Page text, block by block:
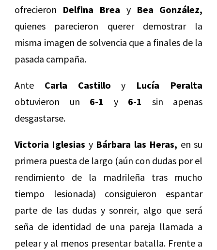
ofrecieron Delfina Brea y Bea González,
quienes parecieron querer demostrar la
misma imagen de solvencia que a finales de la
pasada campaña.
Ante Carla Castillo y Lucía Peralta
obtuvieron un 6-1 y 6-1 sin apenas
desgastarse.
Victoria Iglesias y Bárbara las Heras, en su
primera puesta de largo (aún con dudas por el
rendimiento de la madrileña tras mucho
tiempo lesionada) consiguieron espantar
parte de las dudas y sonreir, algo que será
seña de identidad de una pareja llamada a
pelear y al menos presentar batalla. Frente a